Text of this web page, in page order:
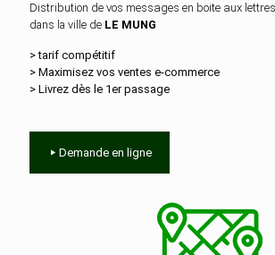
Distribution de vos messages en boite aux lettres
dans la ville de LE MUNG
> tarif compétitif
> Maximisez vos ventes e‑commerce
> Livrez dès le 1er passage
Demande en ligne